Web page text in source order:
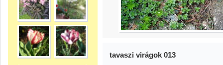
tavaszi virágok 013